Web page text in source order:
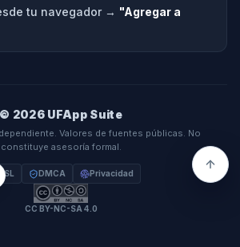
tu navegador → "Agregar a
© 2026 UFApp Suite
Valores de fuentes públicas. No
constituye asesoría formal.
SSL DMCA Privacidad
CC BY-NC-SA 4.0